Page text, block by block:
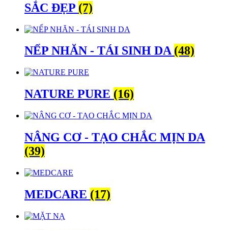
SẮC ĐẸP (7)
NẾP NHĂN - TÁI SINH DA(48)
NATURE PURE (16)
NÂNG CƠ - TẠO CHẮC MỊN DA
(39)
MEDCARE (17)